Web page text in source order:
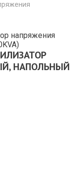
НАПОЛЬНЫЙ